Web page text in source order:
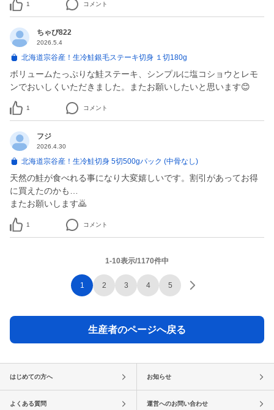
1 コメント
ちゃぴ822
2026.5.4
北海道宗谷産！生冷鮭銀毛ステーキ切身 １切180g
ボリュームたっぷりな鮭ステーキ、シンプルに塩コショウとレモ
ンでおいしくいただきました。またお願いしたいと思います😊
1 コメント
フジ
2026.4.30
北海道宗谷産！生冷鮭切身 5切500gパック (中骨なし)
天然の鮭が食べれる事になり大変嬉しいです。割引があってお得
に買えたのかも…
またお願いします🙇
1 コメント
1-10表示/1170件中
1 2 3 4 5
生産者のページへ戻る
はじめての方へ お知らせ
よくある質問 運営へのお問い合わせ